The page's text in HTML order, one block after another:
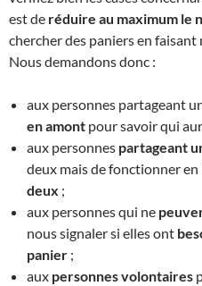
est de réduire au maximum le
chercher des paniers en
Nous demandons donc :
aux personnes partageant
en amont pour savoir qui
aux personnes partageant
deux mais de fonctionner
deux ;
aux personnes qui ne
nous signaler si elles ont
panier ;
aux personnes volontaires